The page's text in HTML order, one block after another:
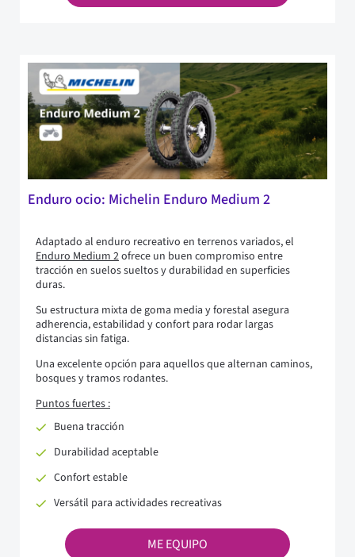
Enduro ocio: Michelin Enduro Medium 2
Adaptado al enduro recreativo en terrenos variados, el
Enduro Medium 2ofrece un buen compromiso entre
tracción en suelos sueltos y durabilidad en superficies
duras.
Su estructura mixta de goma media y forestal asegura
adherencia, estabilidad y confort para rodar largas
distancias sin fatiga.
Una excelente opción para aquellos que alternan caminos,
bosques y tramos rodantes.
Puntos fuertes :
Buena tracción
Durabilidad aceptable
Confort estable
Versátil para actividades recreativas
ME EQUIPO